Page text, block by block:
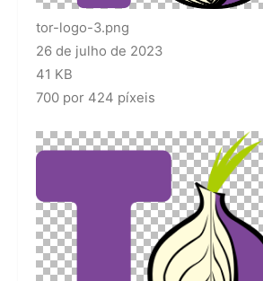
tor-logo-3.png
26 de julho de 2023
41 KB
700 por 424 píxeis